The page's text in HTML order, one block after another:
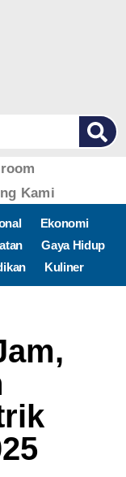
Kami
Ekonomi
Gaya Hidup
Kuliner